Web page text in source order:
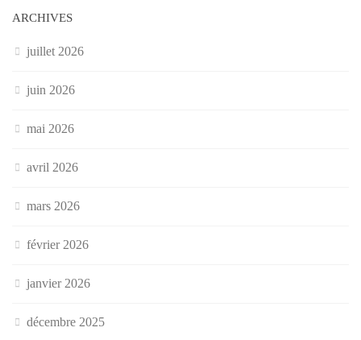
ARCHIVES
juillet 2026
juin 2026
mai 2026
avril 2026
mars 2026
février 2026
janvier 2026
décembre 2025